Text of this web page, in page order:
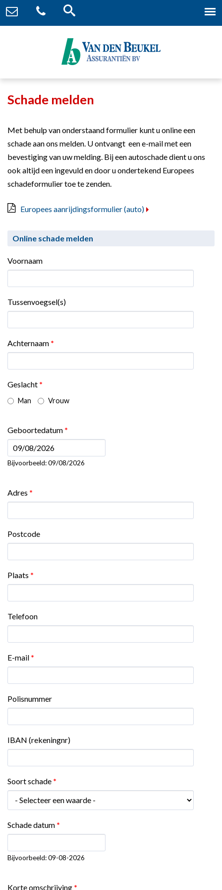
Schade melden
Met behulp van onderstaand formulier kunt u online een
schade aan ons melden. U ontvangt een e-mail met een
bevestiging van uw melding. Bij een autoschade dient u ons
ook altijd een ingevuld en door u ondertekend Europees
schadeformulier toe te zenden.
Europees aanrijdingsformulier (auto)
Online schade melden
Voornaam
Tussenvoegsel(s)
Achternaam *
Geslacht *
Man Vrouw
Geboortedatum *
Datum
Bijvoorbeeld: 09/08/2026
Adres *
Postcode
Plaats *
Telefoon
E-mail *
Polisnummer
IBAN (rekeningnr)
Soort schade *
Schade datum *
Bijvoorbeeld: 09-08-2026
Korte omschrijving *